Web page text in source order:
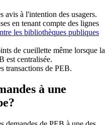
avis à l'intention des usagers.
en tenant compte des lignes
les bibliothèques publiques
de cueillette même lorsque la
est centralisée.
transactions de PEB.
à une